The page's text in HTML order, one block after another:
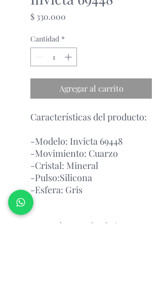
$ 330.000
Cantidad *
Agregar al carrito
Características del producto:
-Modelo: Invicta 69448
-Movimiento: Cuarzo
-Cristal: Mineral
-Pulso:Silicona
-Esfera: Gris
Garantía Con el Fabricante.